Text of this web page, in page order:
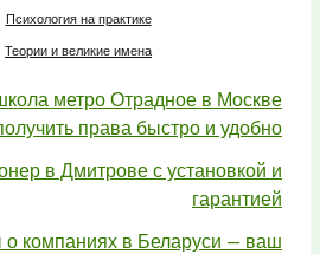
Психология на практике
Теории и великие имена
метро Отрадное в Москве
права быстро и удобно
в Дмитрове с установкой и
гарантией
компаниях в Беларуси — ваш